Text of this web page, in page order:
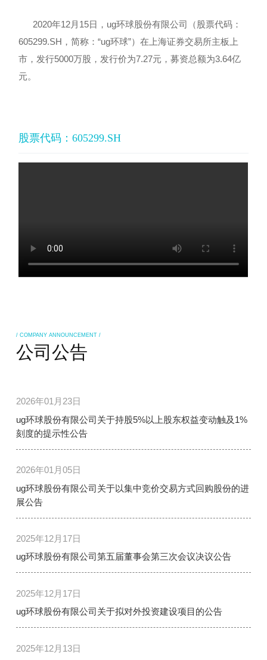
2020年12月15日，ug环球股份有限公司（股票代码：
605299.SH，简称：“ug环球”）在上海证券交易所主板上
市， 发行5000万股，发行价为7.27元，募资总额为3.64亿
元。
股票代码：605299.SH
/ COMPANY ANNOUNCEMENT /
公司公告
2026年01月23日
ug环球股份有限公司关于持股5%以上股东权益变动触及1%
刻度的提示性公告
2026年01月05日
ug环球股份有限公司关于以集中竞价交易方式回购股份的进
展公告
2025年12月17日
ug环球股份有限公司第五届董事会第三次会议决议公告
2025年12月17日
ug环球股份有限公司关于拟对外投资建设项目的公告
2025年12月13日